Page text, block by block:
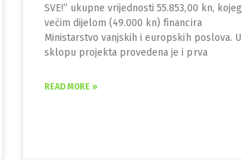
SVE!” ukupne vrijednosti 55.853,00 kn, kojeg
većim dijelom (49.000 kn) financira
Ministarstvo vanjskih i europskih poslova. U
sklopu projekta provedena je i prva
READ MORE »